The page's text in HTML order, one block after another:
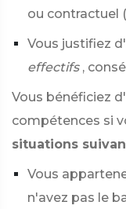
ou contractuel
Vous justifiez
effectifs ,
Vous bénéficiez
compétences si
situations
Vous
n'avez pas le